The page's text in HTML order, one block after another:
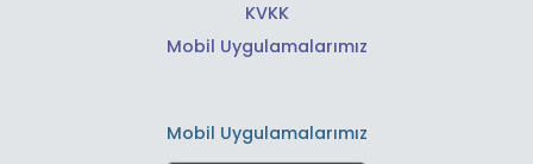
KVKK
Mobil Uygulamalarımız
Mobil Uygulamalarımız